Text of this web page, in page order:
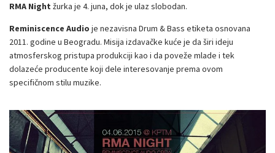
RMA Night žurka je 4. juna, dok je ulaz slobodan.
Reminiscence Audio je nezavisna Drum & Bass etiketa osnovana
2011. godine u Beogradu. Misija izdavačke kuće je da širi ideju
atmosferskog pristupa produkciji kao i da poveže mlade i tek
dolazeće producente koji dele interesovanje prema ovom
specifičnom stilu muzike.